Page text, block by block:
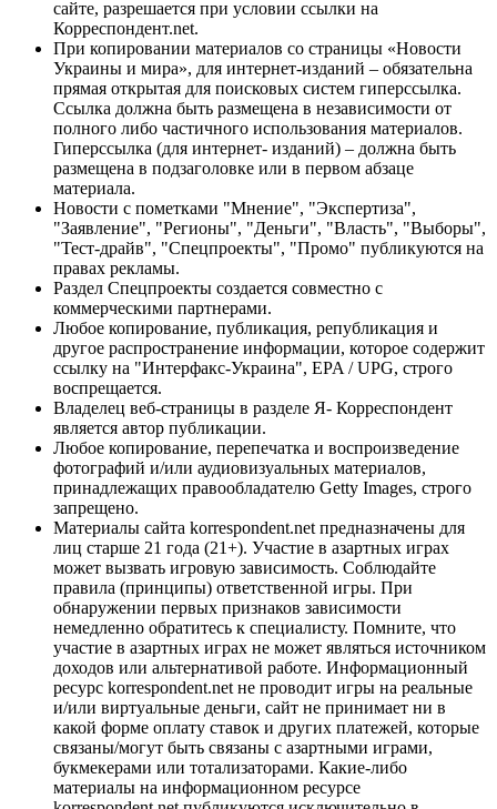
сайте, разрешается при условии ссылки на
Корреспондент.net.
При копировании материалов со страницы «Новости
Украины и мира», для интернет-изданий – обязательна
прямая открытая для поисковых систем гиперссылка.
Ссылка должна быть размещена в независимости от
полного либо частичного использования материалов.
Гиперссылка (для интернет- изданий) – должна быть
размещена в подзаголовке или в первом абзаце
материала.
Новости с пометками "Мнение", "Экспертиза",
"Заявление", "Регионы", "Деньги", "Власть", "Выборы",
"Тест-драйв", "Спецпроекты", "Промо" публикуются на
правах рекламы.
Раздел Спецпроекты создается совместно с
коммерческими партнерами.
Любое копирование, публикация, републикация и
другое распространение информации, которое содержит
ссылку на "Интерфакс-Украина", EPA / UPG, строго
воспрещается.
Владелец веб-страницы в разделе Я- Корреспондент
является автор публикации.
Любое копирование, перепечатка и воспроизведение
фотографий и/или аудиовизуальных материалов,
принадлежащих правообладателю Getty Images, строго
запрещено.
Материалы сайта korrespondent.net предназначены для
лиц старше 21 года (21+). Участие в азартных играх
может вызвать игровую зависимость. Соблюдайте
правила (принципы) ответственной игры. При
обнаружении первых признаков зависимости
немедленно обратитесь к специалисту. Помните, что
участие в азартных играх не может являться источником
доходов или альтернативой работе. Информационный
ресурс korrespondent.net не проводит игры на реальные
и/или виртуальные деньги, сайт не принимает ни в
какой форме оплату ставок и других платежей, которые
связаны/могут быть связаны с азартными играми,
букмекерами или тотализаторами. Какие-либо
материалы на информационном ресурсе